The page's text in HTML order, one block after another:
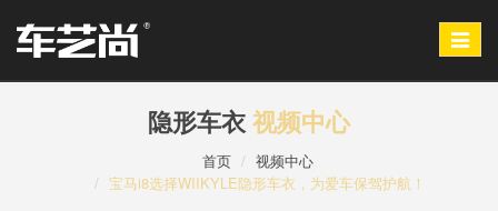
Toggle
隐形车衣视频中心
首页
视频中心
宝马i8选择WIIKYLE隐形车衣，为爱车保驾护航！